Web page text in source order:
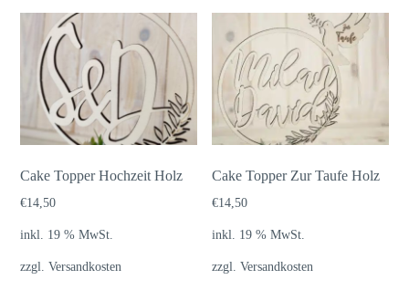
Cake Topper Hochzeit Holz
€14,50
inkl. 19 % MwSt.
zzgl.Versandkosten
Cake Topper Zur Taufe Holz
€14,50
inkl. 19 % MwSt.
zzgl.Versandkosten